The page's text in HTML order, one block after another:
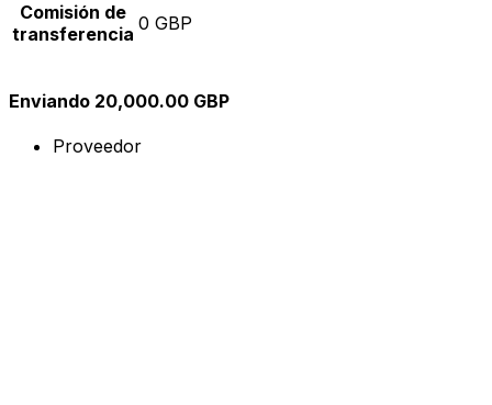
Comisión de
transferencia 0 GBP
Enviando 20,000.00 GBP
Proveedor